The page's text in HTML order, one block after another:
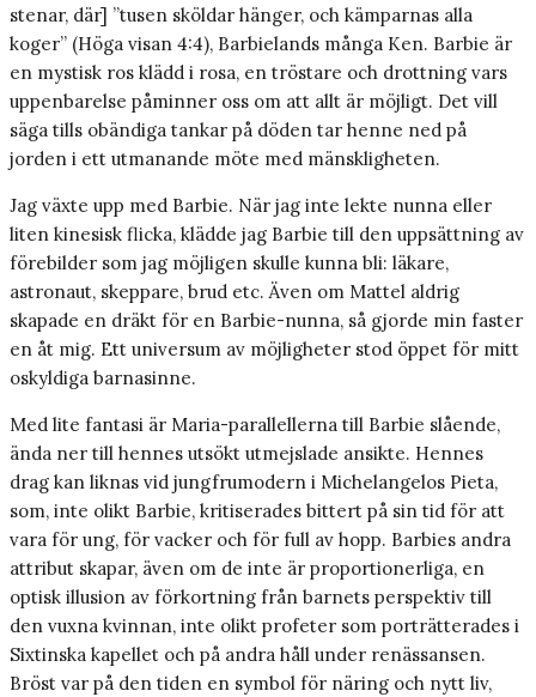
stenar, där] ”tusen sköldar hänger, och kämparnas alla
koger” (Höga visan 4:4), Barbielands många Ken. Barbie är
en mystisk ros klädd i rosa, en tröstare och drottning vars
uppenbarelse påminner oss om att allt är möjligt. Det vill
säga tills obändiga tankar på döden tar henne ned på
jorden i ett utmanande möte med mänskligheten.
Jag växte upp med Barbie. När jag inte lekte nunna eller
liten kinesisk flicka, klädde jag Barbie till den uppsättning av
förebilder som jag möjligen skulle kunna bli: läkare,
astronaut, skeppare, brud etc. Även om Mattel aldrig
skapade en dräkt för en Barbie-nunna, så gjorde min faster
en åt mig. Ett universum av möjligheter stod öppet för mitt
oskyldiga barnasinne.
Med lite fantasi är Maria-parallellerna till Barbie slående,
ända ner till hennes utsökt utmejslade ansikte. Hennes
drag kan liknas vid jungfrumodern i Michelangelos Pieta,
som, inte olikt Barbie, kritiserades bittert på sin tid för att
vara för ung, för vacker och för full av hopp. Barbies andra
attribut skapar, även om de inte är proportionerliga, en
optisk illusion av förkortning från barnets perspektiv till
den vuxna kvinnan, inte olikt profeter som porträtterades i
Sixtinska kapellet och på andra håll under renässansen.
Bröst var på den tiden en symbol för näring och nytt liv,